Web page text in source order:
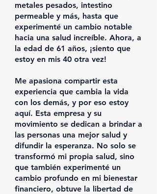
metales pesados, intestino
permeable y más, hasta que
experimenté un cambio notable
hacia una salud increíble. Ahora, a
la edad de 61 años, ¡siento que
estoy en mis 40 otra vez!
Me apasiona compartir esta
experiencia que cambia la vida
con los demás, y por eso estoy
aquí. Esta empresa y su
movimiento se dedican a brindar a
las personas una mejor salud y
difundir la esperanza. No solo se
transformó mi propia salud, sino
que también experimenté un
cambio profundo en mi bienestar
financiero, obtuve la libertad de